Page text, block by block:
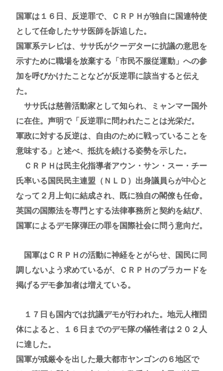
国軍は１６日、反逆罪で、ＣＲＰＨが独自に国連特使
として任命したササ医師を訴追した。
国軍系テレビは、ササ氏がクーデターに抗議の意思を
示すために職場を放棄する「市民不服従運動」への参
加を呼びかけたことなどが反逆罪に該当すると伝え
た。
ササ氏は慈善活動家として知られ、ミャンマー国外
に在住。声明で「反逆罪に問われたことは光栄だ。
軍政に対する反逆は、自由のために戦っていることを
意味する」と述べ、抵抗を続ける姿勢を示した。
ＣＲＰＨは民主化指導者アウン・サン・スー・チー
氏率いる国民民主連盟（ＮＬＤ）出身議員らが中心と
なって２月上旬に結成され、既に独自の閣僚も任命。
英国の国際法を専門とする法律事務所と契約を結び、
国軍によるデモ隊弾圧の罪を国際社会に問う意向だ。
国軍はＣＲＰＨの活動に神経をとがらせ、国民に同
調しないよう求めているが、ＣＲＰＨのプラカードを
掲げるデモ参加者は増えている。
１７日も国内では抗議デモが行われた。地元人権団
体によると、１６日までのデモ隊の犠牲者は２０２人
に達した。
国軍が戒厳令を出した最大都市ヤンゴンの６地区で